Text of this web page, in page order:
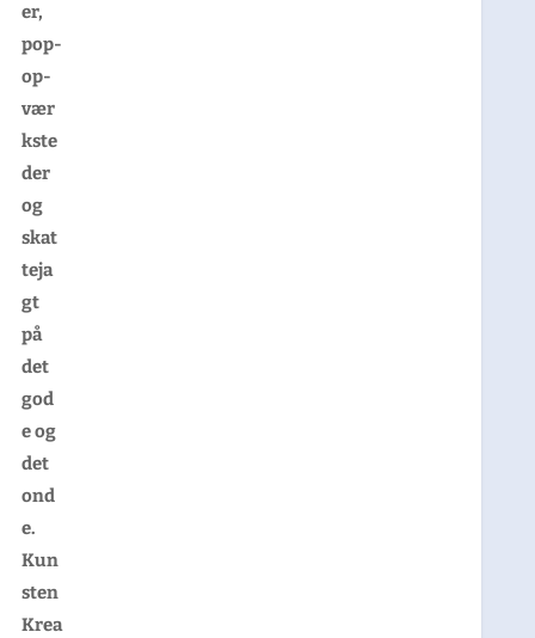
er,
pop-
op-
vær
kste
der
og
skat
teja
gt
på
det
god
e og
det
ond
e.
Kun
sten
Krea